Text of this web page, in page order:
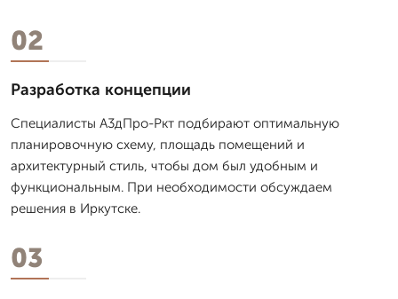
02
Разработка концепции
Специалисты А3дПро-Ркт подбирают оптимальную
планировочную схему, площадь помещений и
архитектурный стиль, чтобы дом был удобным и
функциональным. При необходимости обсуждаем
решения в Иркутске.
03